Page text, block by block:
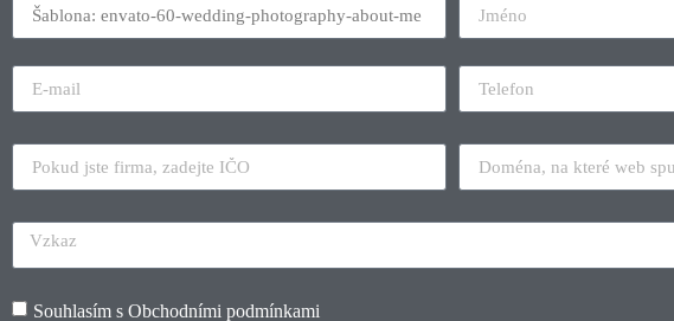
Souhlasím s Obchodními podmínkami